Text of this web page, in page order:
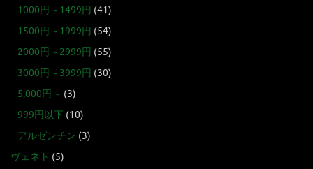
1000円～1499円 (41)
1500円～1999円 (54)
2000円～2999円 (55)
3000円～3999円 (30)
5,000円～ (3)
999円以下 (10)
アルゼンチン (3)
ヴェネト (5)